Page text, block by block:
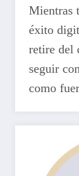
Mientras
éxito
retire del
seguir
como